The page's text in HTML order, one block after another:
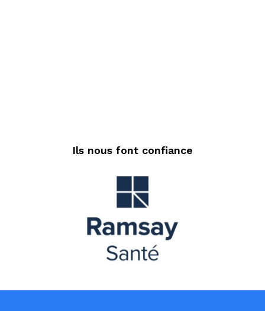
Ils nous font confiance